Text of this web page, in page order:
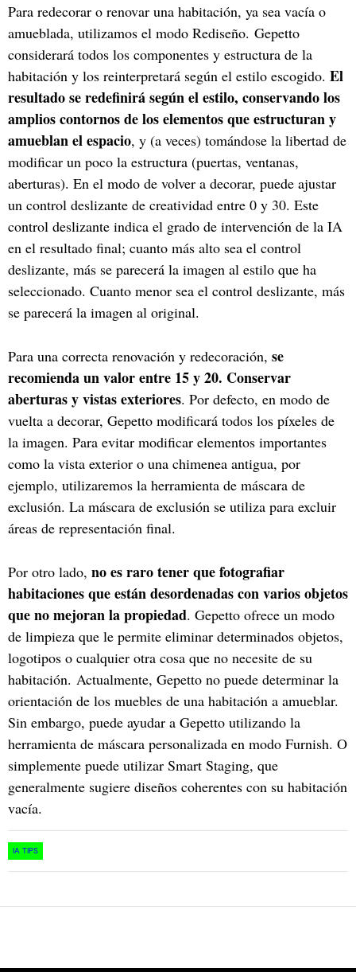
Para redecorar o renovar una habitación, ya sea vacía o
amueblada, utilizamos el modo Rediseño. Gepetto
considerará todos los componentes y estructura de la
habitación y los reinterpretará según el estilo escogido. El
resultado se redefinirá según el estilo, conservando los
amplios contornos de los elementos que estructuran y
amueblan el espacio, y (a veces) tomándose la libertad de
modificar un poco la estructura (puertas, ventanas,
aberturas). En el modo de volver a decorar, puede ajustar
un control deslizante de creatividad entre 0 y 30. Este
control deslizante indica el grado de intervención de la IA
en el resultado final; cuanto más alto sea el control
deslizante, más se parecerá la imagen al estilo que ha
seleccionado. Cuanto menor sea el control deslizante, más
se parecerá la imagen al original.
Para una correcta renovación y redecoración, se
recomienda un valor entre 15 y 20. Conservar
aberturas y vistas exteriores. Por defecto, en modo de
vuelta a decorar, Gepetto modificará todos los píxeles de
la imagen. Para evitar modificar elementos importantes
como la vista exterior o una chimenea antigua, por
ejemplo, utilizaremos la herramienta de máscara de
exclusión. La máscara de exclusión se utiliza para excluir
áreas de representación final.
Por otro lado, no es raro tener que fotografiar
habitaciones que están desordenadas con varios objetos
que no mejoran la propiedad. Gepetto ofrece un modo
de limpieza que le permite eliminar determinados objetos,
logotipos o cualquier otra cosa que no necesite de su
habitación. Actualmente, Gepetto no puede determinar la
orientación de los muebles de una habitación a amueblar.
Sin embargo, puede ayudar a Gepetto utilizando la
herramienta de máscara personalizada en modo Furnish. O
simplemente puede utilizar Smart Staging, que
generalmente sugiere diseños coherentes con su habitación
vacía.
IA TIPS